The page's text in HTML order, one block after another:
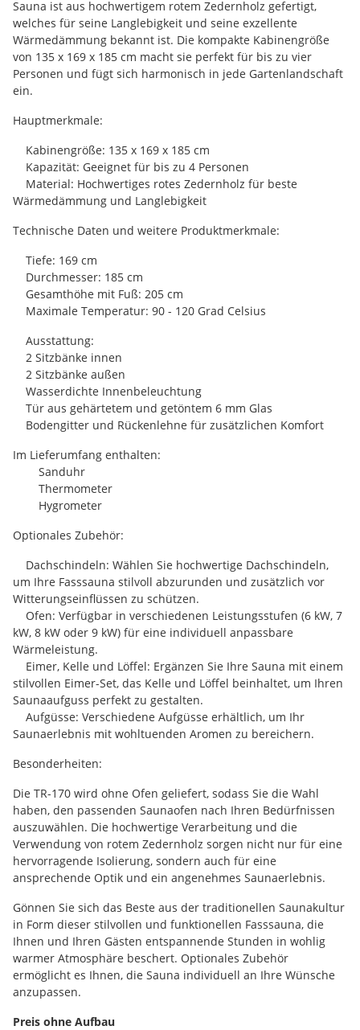
Sauna ist aus hochwertigem rotem Zedernholz gefertigt,
welches für seine Langlebigkeit und seine exzellente
Wärmedämmung bekannt ist. Die kompakte Kabinengröße
von 135 x 169 x 185 cm macht sie perfekt für bis zu vier
Personen und fügt sich harmonisch in jede Gartenlandschaft
ein.
Hauptmerkmale:
Kabinengröße: 135 x 169 x 185 cm
Kapazität: Geeignet für bis zu 4 Personen
Material: Hochwertiges rotes Zedernholz für beste
Wärmedämmung und Langlebigkeit
Technische Daten und weitere Produktmerkmale:
Tiefe: 169 cm
Durchmesser: 185 cm
Gesamthöhe mit Fuß: 205 cm
Maximale Temperatur: 90 - 120 Grad Celsius
Ausstattung:
2 Sitzbänke innen
2 Sitzbänke außen
Wasserdichte Innenbeleuchtung
Tür aus gehärtetem und getöntem 6 mm Glas
Bodengitter und Rückenlehne für zusätzlichen Komfort
Im Lieferumfang enthalten:
Sanduhr
Thermometer
Hygrometer
Optionales Zubehör:
Dachschindeln: Wählen Sie hochwertige Dachschindeln,
um Ihre Fasssauna stilvoll abzurunden und zusätzlich vor
Witterungseinflüssen zu schützen.
Ofen: Verfügbar in verschiedenen Leistungsstufen (6 kW, 7
kW, 8 kW oder 9 kW) für eine individuell anpassbare
Wärmeleistung.
Eimer, Kelle und Löffel: Ergänzen Sie Ihre Sauna mit einem
stilvollen Eimer-Set, das Kelle und Löffel beinhaltet, um Ihren
Saunaaufguss perfekt zu gestalten.
Aufgüsse: Verschiedene Aufgüsse erhältlich, um Ihr
Saunaerlebnis mit wohltuenden Aromen zu bereichern.
Besonderheiten:
Die TR-170 wird ohne Ofen geliefert, sodass Sie die Wahl
haben, den passenden Saunaofen nach Ihren Bedürfnissen
auszuwählen. Die hochwertige Verarbeitung und die
Verwendung von rotem Zedernholz sorgen nicht nur für eine
hervorragende Isolierung, sondern auch für eine
ansprechende Optik und ein angenehmes Saunaerlebnis.
Gönnen Sie sich das Beste aus der traditionellen Saunakultur
in Form dieser stilvollen und funktionellen Fasssauna, die
Ihnen und Ihren Gästen entspannende Stunden in wohlig
warmer Atmosphäre beschert. Optionales Zubehör
ermöglicht es Ihnen, die Sauna individuell an Ihre Wünsche
anzupassen.
Preis ohne Aufbau